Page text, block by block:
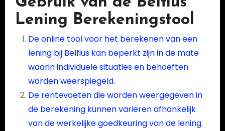
Lening Berekeningstool
De online tool voor het berekenen van een
lening bij Belfius kan beperkt zijn in de mate
waarin individuele situaties en behoeften
worden weerspiegeld.
De rentevoeten die worden weergegeven in
de berekening kunnen variëren afhankelijk
van de werkelijke goedkeuring van de lening.